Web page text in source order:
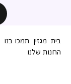
בית מגזין תמכו בנו
החנות שלנו